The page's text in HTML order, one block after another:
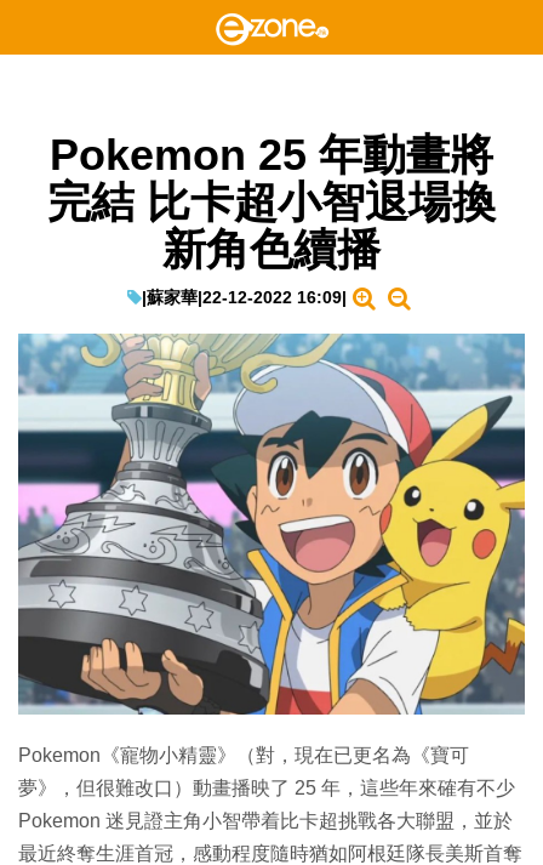
Pokemon 25 年動畫將
完結 比卡超小智退場換
新角色續播
|蘇家華|22-12-2022 16:09|
Pokemon《寵物小精靈》（對，現在已更名為《寶可
夢》，但很難改口）動畫播映了 25 年，這些年來確有不少
Pokemon 迷見證主角小智帶着比卡超挑戰各大聯盟，並於
最近終奪生涯首冠，感動程度隨時猶如阿根廷隊長美斯首奪